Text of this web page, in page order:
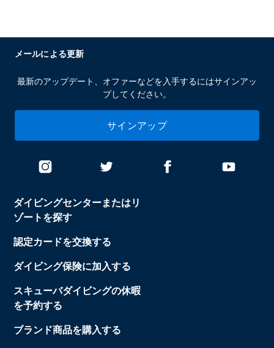
ダイビングセンターまたはリ
ゾートを探す
認定カードを交換する
ダイビング保険に加入する
スキューバダイビングの休暇
を予約する
ブランド商品を購入する
メールによる更新
最新のアップデート、オファーなどを入手するにはサインアッ
プしてください。
サインアップ